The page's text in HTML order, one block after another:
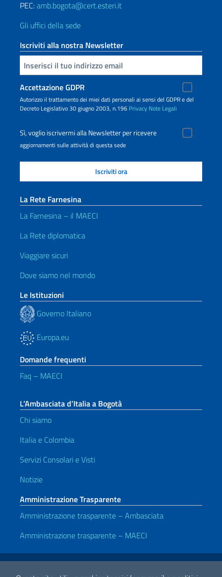
PEC:amb.bogota@cert.esteri.it
Gli uffici della sede
Iscriviti alla nostra Newsletter
Inserisci la tua email
Accettazione GDPR
Autorizzo il trattamento dei miei dati personali ai sensi del GDPR e del
Decreto Legislativo 30 giugno 2003, n.196 Privacy Note Legali
Sì, voglio iscrivermi alla Newsletter per ricevere
aggiornamenti sulle attività di questa sede
La Rete Farnesina
La Farnesina – il MAECI
La Rete diplomatica
Viaggiare sicuri
Dove siamo nel mondo
Le Istituzioni
Governo Italiano
Europa.eu
Domande frequenti
Faq – MAECI
L’Ambasciata d’Italia a Bogotà
Chi siamo
Italia e Colombia
Servizi Consolari e Visti
Notizie
Amministrazione Trasparente
Amministrazione trasparente – Ambasciata
Amministrazione trasparente – MAECI
Link Utili